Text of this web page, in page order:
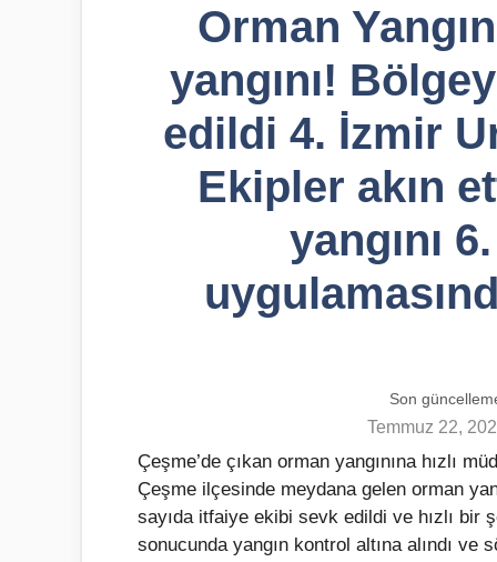
Orman
yangını!
edildi 4. İzmir
Ekipler akın
yangını
Son
Temmuz 22,
Çeşme’de çıkan orman yangınına hızlı
Çeşme ilçesinde meydana gelen orman
sayıda itfaiye ekibi sevk edildi ve hızlı bir
sonucunda yangın kontrol altına alındı ve